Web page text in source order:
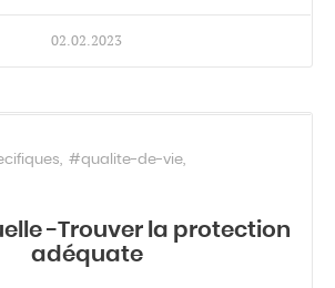
02.02.2023
#qualite-de-vie
-Trouver la protection
adéquate